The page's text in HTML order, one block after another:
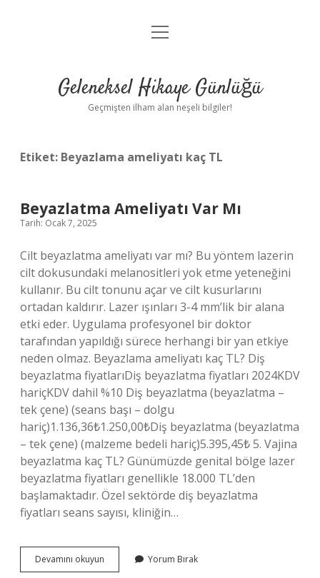
Anasayfa
Yasal Uyarı
menüyü
Geleneksel Hikaye Günlüğü
Geçmişten ilham alan neşeli bilgiler!
Etiket: Beyazlama ameliyatı kaç TL
Beyazlatma Ameliyatı Var Mı
Tarih: Ocak 7, 2025
Cilt beyazlatma ameliyatı var mı? Bu yöntem lazerin
cilt dokusundaki melanositleri yok etme yeteneğini
kullanır. Bu cilt tonunu açar ve cilt kusurlarını
ortadan kaldırır. Lazer ışınları 3-4 mm’lik bir alana
etki eder. Uygulama profesyonel bir doktor
tarafından yapıldığı sürece herhangi bir yan etkiye
neden olmaz. Beyazlama ameliyatı kaç TL? Diş
beyazlatma fiyatlarıDiş beyazlatma fiyatları 2024KDV
hariçKDV dahil %10 Diş beyazlatma (beyazlatma –
tek çene) (seans başı – dolgu
hariç)1.136,36₺1.250,00₺Diş beyazlatma (beyazlatma
– tek çene) (malzeme bedeli hariç)5.395,45₺ 5. Vajina
beyazlatma kaç TL? Günümüzde genital bölge lazer
beyazlatma fiyatları genellikle 18.000 TL’den
başlamaktadır. Özel sektörde diş beyazlatma
fiyatları seans sayısı, kliniğin…
Devamını okuyun Beyazlatma
Ameliyatı
Yorum Bırak